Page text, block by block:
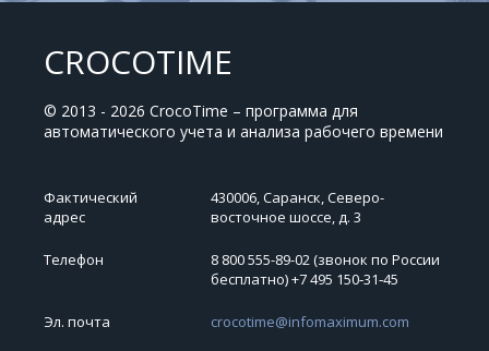
CROCOTIME
© 2013 - 2026 CrocoTime – программа для
автоматического учета и анализа рабочего времени
Фактический
адрес
430006, Саранск, Северо-
восточное шоссе, д. 3
Телефон
8 800 555-89-02 (звонок по России
бесплатно) +7 495 150‑31‑45
Эл. почта crocotime@infomaximum.com